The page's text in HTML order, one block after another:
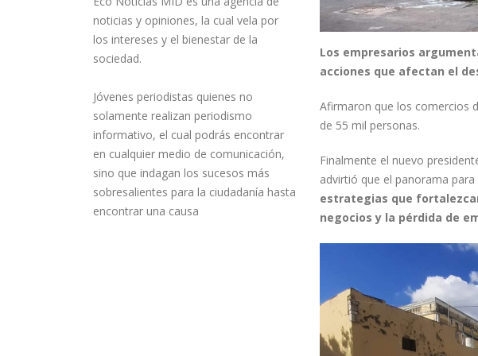
Los empresarios
acciones que afectan el
Afirmaron que los comercios
de 55 mil personas.
Finalmente el nuevo
advirtió que el panorama
estrategias que
negocios y la pérdida de
SOMOS LA VOZ DE LA GENTE
noticias y opiniones, la cual vela por
los intereses y el bienestar de la
sociedad.
Jóvenes periodistas quienes no
solamente realizan periodismo
informativo, el cual podrás encontrar